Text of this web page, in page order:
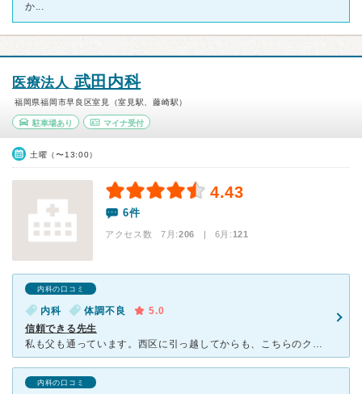
か...
医療法人 武田内科
福岡県福岡市早良区室見（室見駅、藤崎駅）
駐車場あり マイナ受付
土曜（〜13:00）
4.43
6件
アクセス数 7月:206 | 6月:121
内科の口コミ
内科 体調不良
5.0
信頼できる先生
私も父も通っています。西区に引っ越してからも、こちらのクリニックにしか行きません。 室見に引っ越してきてから、何軒か病院にいきましたが、こちらを受診してからは、何か具合が悪いとまずこちらに行きます。
内科の口コミ